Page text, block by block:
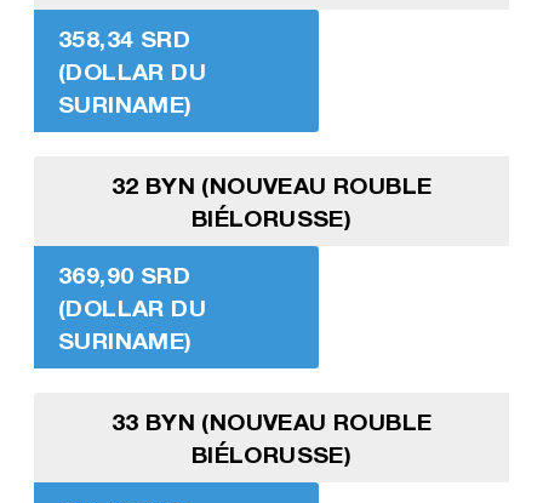
358,34 SRD
(DOLLAR DU
SURINAME)
32 BYN (NOUVEAU ROUBLE
BIÉLORUSSE)
369,90 SRD
(DOLLAR DU
SURINAME)
33 BYN (NOUVEAU ROUBLE
BIÉLORUSSE)